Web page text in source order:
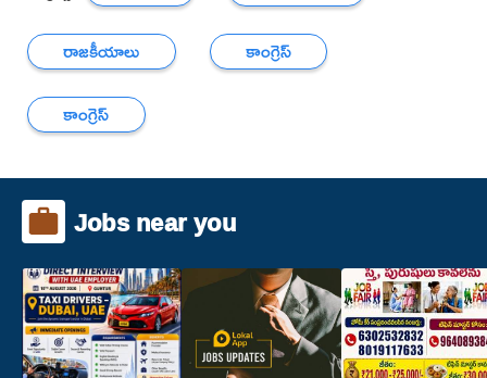
రాజకీయాలు
కాంగ్రెస్
కాంగ్రెస్
Jobs near you